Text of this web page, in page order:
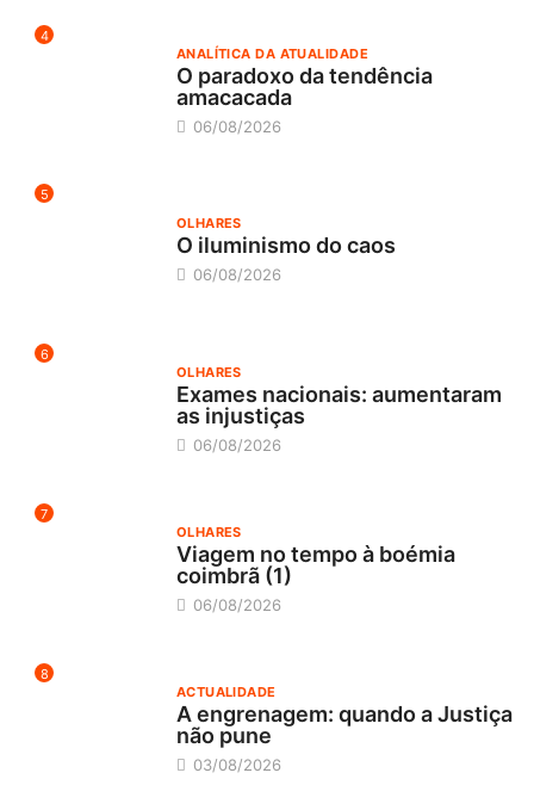
4
ANALÍTICA DA ATUALIDADE
O paradoxo da tendência
amacacada
06/08/2026
5
OLHARES
O iluminismo do caos
06/08/2026
6
OLHARES
Exames nacionais: aumentaram
as injustiças
06/08/2026
7
OLHARES
Viagem no tempo à boémia
coimbrã (1)
06/08/2026
8
ACTUALIDADE
A engrenagem: quando a Justiça
não pune
03/08/2026